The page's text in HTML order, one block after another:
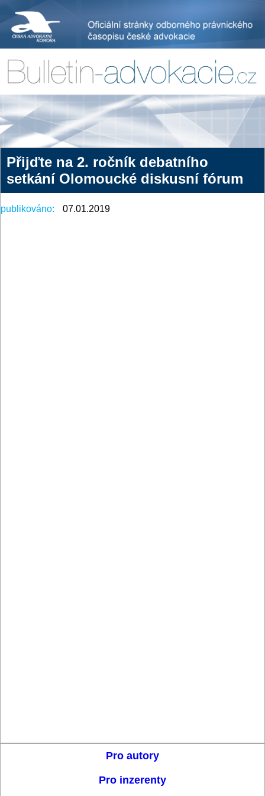
Přijďte na 2. ročník debatního
setkání Olomoucké diskusní fórum
publikováno: 07.01.2019
Pro autory
Pro inzerenty